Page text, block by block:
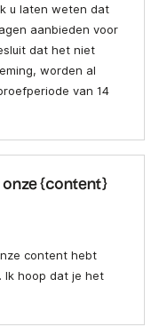
u laten weten dat
aanbieden voor
dat het niet
worden al
van 14
{content}
content hebt
. Ik hoop dat je het